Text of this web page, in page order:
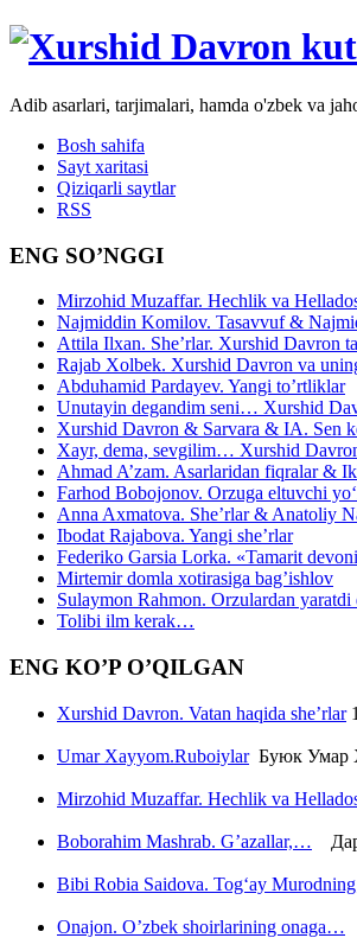
Adib asarlari, tarjimalari, hamda o'zbek va
Bosh sahifa
Sayt xaritasi
Qiziqarli saytlar
RSS
ENG SO’NGGI
Mirzohid Muzaffar. Hechlik va
Najmiddin Komilov. Tasavvuf &
Attila Ilxan. She’rlar. Xurshid Davron
Rajab Xolbek. Xurshid Davron va
Abduhamid Pardayev. Yangi to’rtliklar
Unutayin degandim seni… Xurshid
Xurshid Davron & Sarvara & IA. Sen
Xayr, dema, sevgilim… Xurshid
Ahmad A’zam. Asarlaridan fiqralar &
Farhod Bobojonov. Orzuga eltuvchi
Anna Axmatova. She’rlar & Anatoliy
Ibodat Rajabova. Yangi she’rlar
Federiko Garsia Lorka. «Tamarit
Mirtemir domla xotirasiga bag’ishlov
Sulaymon Rahmon. Orzulardan
Tolibi ilm kerak…
ENG KO’P O’QILGAN
Xurshid Davron. Vatan haqida she’rlar
Umar Xayyom.RuboiylarБуюк Умар
Mirzohid Muzaffar. Hechlik va
Boborahim Mashrab. G’azallar,…
Bibi Robia Saidova. Tog‘ay
Onajon. O’zbek shoirlarining onaga…